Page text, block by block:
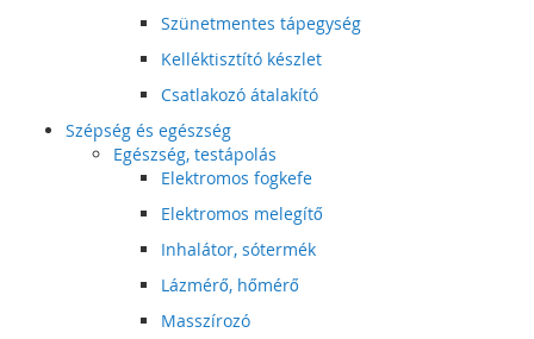
Szünetmentes tápegység
Kelléktisztító készlet
Csatlakozó átalakító
Szépség és egészség
Egészség, testápolás
Elektromos fogkefe
Elektromos melegítő
Inhalátor, sótermék
Lázmérő, hőmérő
Masszírozó